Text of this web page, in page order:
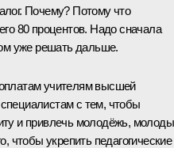
Почему? Потому что
80 процентов. Надо сначала
уже решать дальше.
учителям высшей
с тем, чтобы
и привлечь молодёжь,
чтобы укрепить педагогические